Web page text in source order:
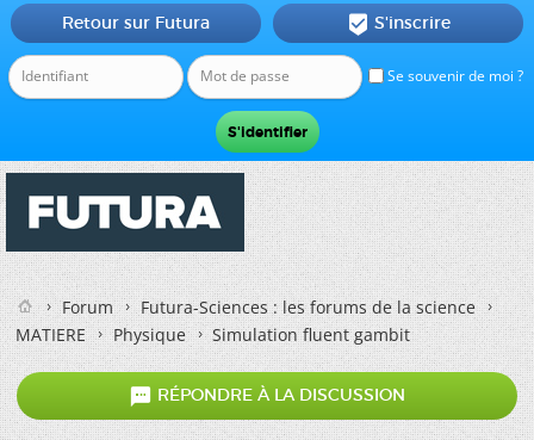
Se souvenir de moi ?
Retour sur Futura  S'inscrire
Forum
Futura-Sciences : les forums de la science
MATIERE
Physique Simulation fluent gambit
 RÉPONDRE À LA DISCUSSION